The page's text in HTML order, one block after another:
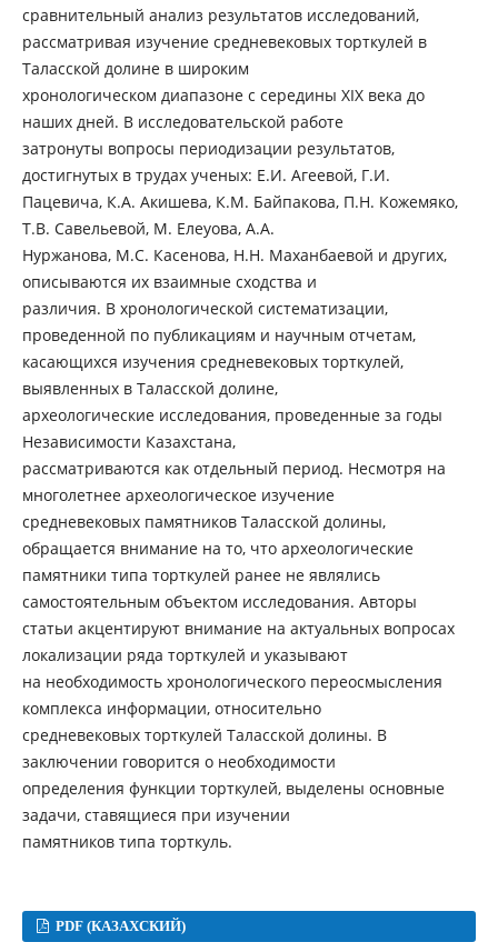
сравнительный анализ результатов исследований,
рассматривая изучение средневековых торткулей в
Таласской долине в широким
хронологическом диапазоне с середины ХІХ века до
наших дней. В исследовательской работе
затронуты вопросы периодизации результатов,
достигнутых в трудах ученых: Е.И. Агеевой, Г.И.
Пацевича, К.А. Акишева, К.М. Байпакова, П.Н. Кожемяко,
Т.В. Савельевой, М. Елеуова, А.А.
Нуржанова, М.С. Касенова, Н.Н. Маханбаевой и других,
описываются их взаимные сходства и
различия. В хронологической систематизации,
проведенной по публикациям и научным отчетам,
касающихся изучения средневековых торткулей,
выявленных в Таласской долине,
археологические исследования, проведенные за годы
Независимости Казахстана,
рассматриваются как отдельный период. Несмотря на
многолетнее археологическое изучение
средневековых памятников Таласской долины,
обращается внимание на то, что археологические
памятники типа торткулей ранее не являлись
самостоятельным объектом исследования. Авторы
статьи акцентируют внимание на актуальных вопросах
локализации ряда торткулей и указывают
на необходимость хронологического переосмысления
комплекса информации, относительно
средневековых торткулей Таласской долины. В
заключении говорится о необходимости
определения функции торткулей, выделены основные
задачи, ставящиеся при изучении
памятников типа торткуль.
PDF (КАЗАХСКИЙ)